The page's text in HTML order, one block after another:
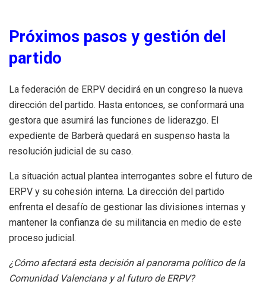
Próximos pasos y gestión del
partido
La federación de ERPV decidirá en un congreso la nueva
dirección del partido. Hasta entonces, se conformará una
gestora que asumirá las funciones de liderazgo. El
expediente de Barberà quedará en suspenso hasta la
resolución judicial de su caso. ​
La situación actual plantea interrogantes sobre el futuro de
ERPV y su cohesión interna. La dirección del partido
enfrenta el desafío de gestionar las divisiones internas y
mantener la confianza de su militancia en medio de este
proceso judicial.​
¿Cómo afectará esta decisión al panorama político de la
Comunidad Valenciana y al futuro de ERPV?